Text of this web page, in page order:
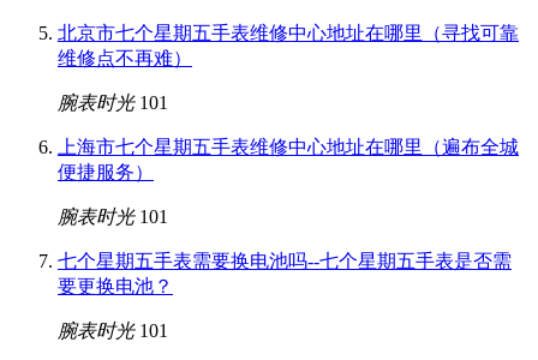
北京市七个星期五手表维修中心地址在哪里（寻找可靠
维修点不再难）
腕表时光 101
上海市七个星期五手表维修中心地址在哪里（遍布全城
便捷服务）
腕表时光 101
七个星期五手表需要换电池吗--七个星期五手表是否需
要更换电池？
腕表时光 101